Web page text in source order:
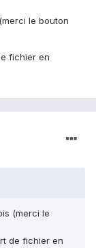
le bouton
fichier en
(merci le
de fichier en